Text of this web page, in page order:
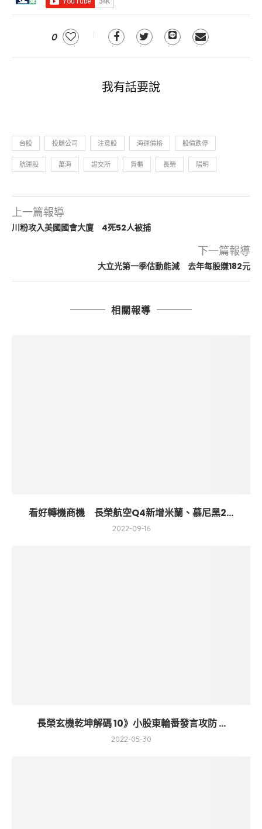
0
我有話要說
台股 投顧公司 注意股 海運價格 股價跌停
航運股 萬海 證交所 貨櫃 長榮 陽明
上一篇報導
川粉攻入美國國會大廈 4死52人被捕
下一篇報導
大立光第一季估動能減 去年每股賺182元
相關報導
看好轉機商機 長榮航空Q4新增米蘭、慕尼黑2...
2022-09-16
長榮玄機乾坤解碼 10》小股東輪番發言攻防 ...
2022-05-30